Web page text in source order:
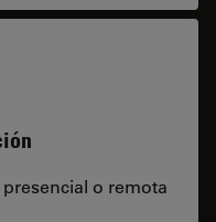
o remota